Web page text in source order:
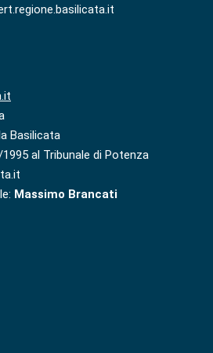
Basilicata
al Tribunale di Potenza
Massimo Brancati